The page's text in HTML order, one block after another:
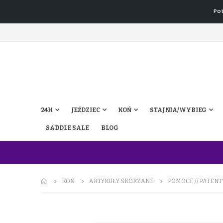
24H JEŹDZIEC KOŃ STAJNIA/WYBIEG
SADDLE SALE BLOG
KOŃ ARTYKUŁY SKÓRZANE POMOCE //